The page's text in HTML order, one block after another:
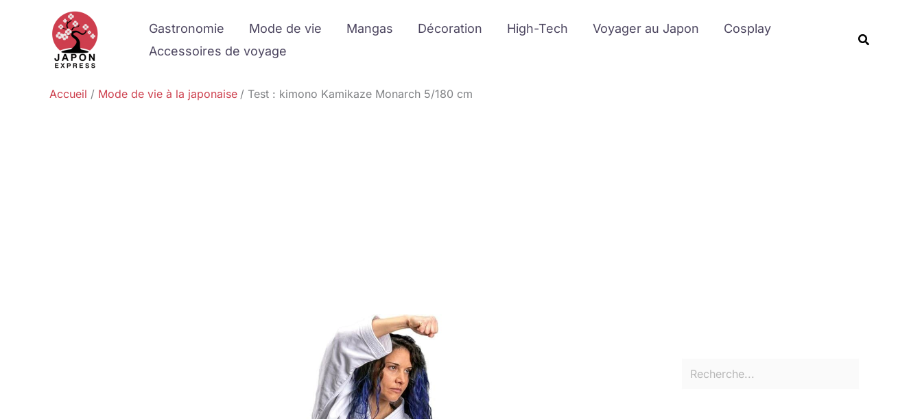
Gastronomie Mode de vie Mangas Décoration High-Tech Voyager au Japon
Cosplay
Accessoires de voyage
Accueil Mode de vie à la japonaise Test : kimono Kamikaze Monarch 5/180 cm